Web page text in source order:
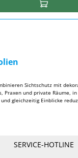
Sichtschutz mit
Praxen und private Räume,
gleichzeitig Einblicke
SERVICE-HOTLINE